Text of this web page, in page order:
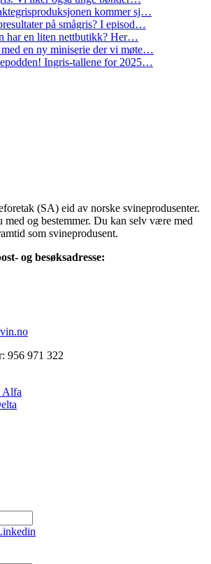
(SA) eid av norske svineprodusenter.
med og bestemmer. Du kan selv være med
som svineprodusent.
og besøksadresse:
956 971 322
Alfa